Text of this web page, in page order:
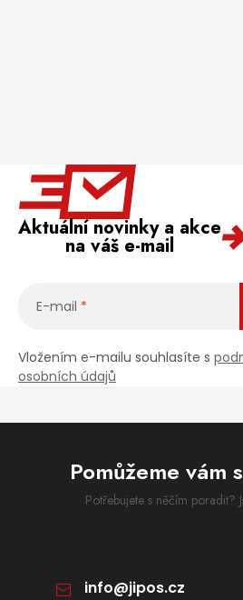
Aktuální novinky a akce
na váš e-mail
E-mail
Vložením e-mailu souhlasíte s
osobních údajů
Pomůžeme vám
Potřebujete s něčím poradit?
info@jipos.cz